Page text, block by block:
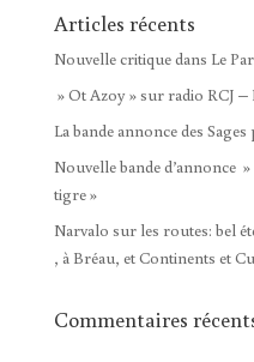
Articles récents
Nouvelle critique dans Le
» Ot Azoy » sur radio RCJ –
La bande annonce des
Nouvelle bande d’annonce
tigre »
Narvalo sur les routes: bel
, à Bréau, et Continents et
Commentaires